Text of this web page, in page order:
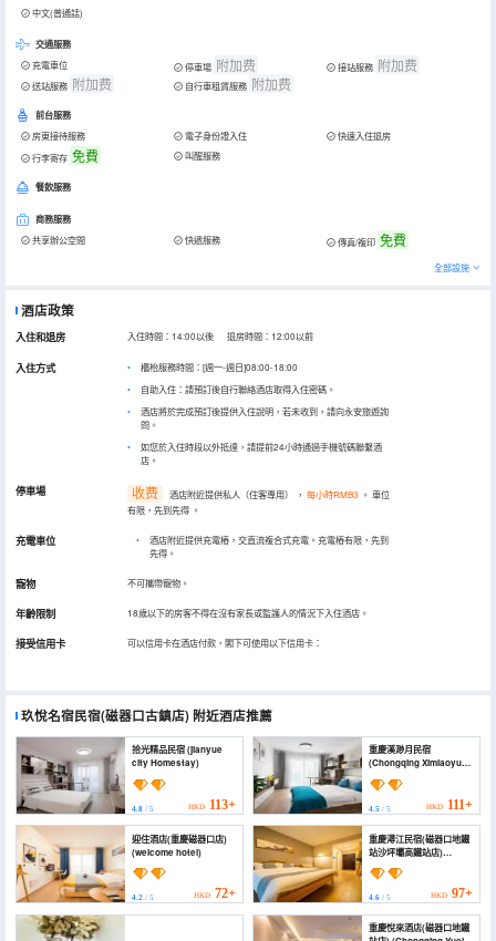
中文(普通話)
交通服務
充電車位 停車場 附加费 接站服務 附加费
送站服務 附加费 自行車租賃服務 附加费
前台服務
房東接待服務 電子身份證入住
快速入住退房
行李寄存 免費 叫醒服務
餐飲服務
商務服務
共享辦公空間 快遞服務 傳真/複印 免費
全部設施
酒店政策
入住和退房 入住時間：14:00以後 退房時間：12:00以前
入住方式
櫃枱服務時間：[週一-週日]08:00-18:00
自助入住：請預訂後自行聯絡酒店取得入住密碼。
酒店將於完成預訂後提供入住說明，若未收到，請向永安旅遊詢
問。
如您於入住時段以外抵達，請提前24小時通過手機號碼聯繫酒
店。
停車場 收费 酒店附近提供私人（住客專用） ， 每小時RMB3 。 車位
有限，先到先得 。
充電車位 •
酒店附近提供充電樁，交直流複合式充電。充電樁有限，先到
先得。
寵物 不可攜帶寵物。
年齡限制 18歲以下的房客不得在沒有家長或監護人的情況下入住酒店。
接受信用卡 可以信用卡在酒店付款，閣下可使用以下信用卡：
玖悅名宿民宿(磁器口古鎮店) 附近酒店推薦
拾光精品民宿 (jianyue
city Homestay)
4.8 / 5 HKD 113+
重慶溪渺月民宿
(Chongqing Ximiaoyue
Homestay)
4.5/ 5 HKD 111+
迎住酒店(重慶磁器口店)
(welcome hotel)
4.2 / 5 HKD 72+
重慶潯江民宿(磁器口地鐵
站沙坪壩高鐵站店)
(Chongqing Xunjiang
Homestay (Ciqikou
Subway Station
Shapingba High-Speed
Railway Station))
4.6/ 5 HKD 97+
重慶悅來酒店(磁器口地鐵